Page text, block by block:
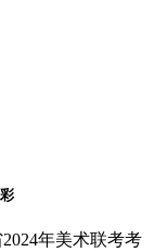
年美术联考考